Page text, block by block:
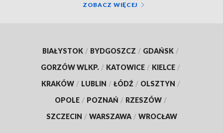
ZOBACZ WIĘCEJ
BIAŁYSTOK / BYDGOSZCZ / GDAŃSK /
GORZÓW WLKP. / KATOWICE / KIELCE /
KRAKÓW / LUBLIN / ŁÓDŹ / OLSZTYN /
OPOLE / POZNAŃ / RZESZÓW /
SZCZECIN / WARSZAWA / WROCŁAW